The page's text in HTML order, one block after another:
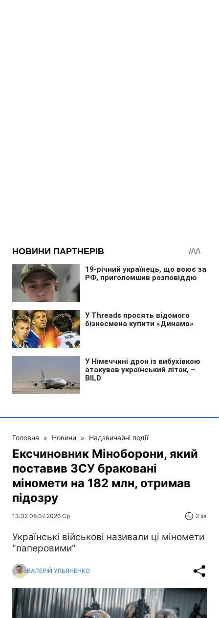
Головна » Новини » Надзвичайні події
Ексчиновник Міноборони, який
поставив ЗСУ браковані
міномети на 182 млн, отримав
підозру
13:32 08.07.2026 Ср 2 хв
Українські військові називали ці міномети
"паперовими"
ВАЛЕРІЙ УЛЬЯНЕНКО